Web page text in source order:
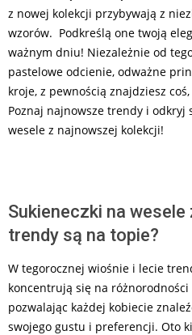
z nowej kolekcji przybywają z
wzorów. Podkreślą one twoją
ważnym dniu! Niezależnie od
pastelowe odcienie, odważne
kroje, z pewnością znajdziesz
Poznaj najnowsze trendy i odkryj
wesele z najnowszej kolekcji!
Sukieneczki na
trendy są na topie?
W tegorocznej wiośnie i lecie
koncentrują się na
pozwalając każdej kobiecie
swojego gustu i preferencji. Oto